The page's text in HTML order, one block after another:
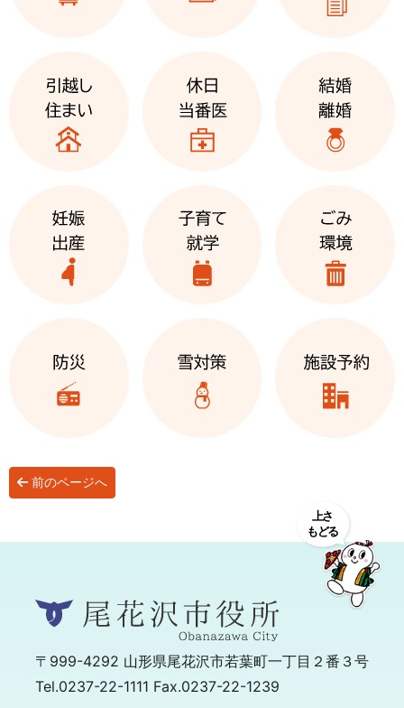
前のページへ
〒999-4292 山形県尾花沢市若葉町一丁目２番３号
Tel.0237-22-1111 Fax.0237-22-1239